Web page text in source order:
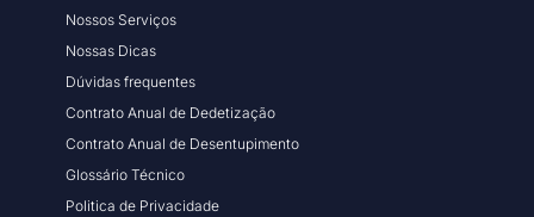
Nossos Serviços
Nossas Dicas
Dúvidas frequentes
Contrato Anual de Dedetização
Contrato Anual de Desentupimento
Glossário Técnico
Politica de Privacidade